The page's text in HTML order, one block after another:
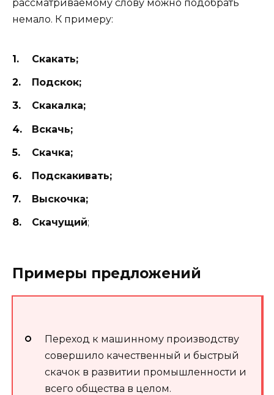
рассматриваемому слову можно подобрать
немало. К примеру:
Скакать;
Подскок;
Скакалка;
Вскачь;
Скачка;
Подскакивать;
Выскочка;
Скачущий;
Примеры предложений
Переход к машинному производству
совершило качественный и быстрый
скачок в развитии промышленности и
всего общества в целом.